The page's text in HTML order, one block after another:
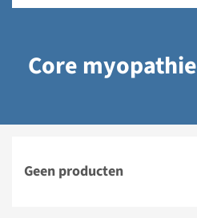
Core myopathie
Geen producten